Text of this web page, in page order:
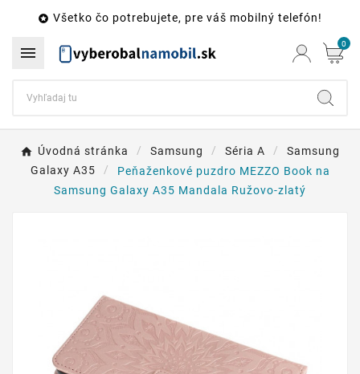
 Všetko čo potrebujete, pre váš mobilný telefón!
 0
Úvodná stránka Samsung Séria A
Samsung
Galaxy A35
Peňaženkové puzdro MEZZO Book na
Samsung Galaxy A35 Mandala Ružovo-zlatý